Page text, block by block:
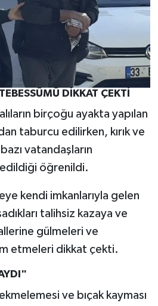
DİKKAT ÇEKTİ
birçoğu ayakta yapılan
taburcu edilirken, kırık ve
vatandaşların
öğrenildi.
kendi imkanlarıyla gelen
talihsiz kazaya ve
gülmeleri ve
etmeleri dikkat çekti.
ve bıçak kayması